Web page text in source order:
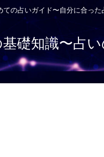
ての占いガイド〜自分に合った
礎知識〜占